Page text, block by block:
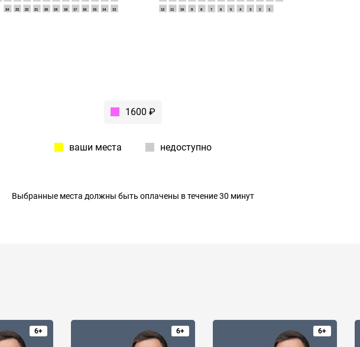
1
2
3
4
5
6
7
8
9
10
11
12
13
14
15
16
17
18
19
20
21
22
23
24
1600 ₽
ваши места недоступно
Выбранные места должны быть оплачены в течение 30 минут
6+ 6+ 6+